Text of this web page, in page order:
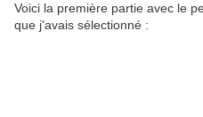
Voici la première partie avec le
que j'avais sélectionné :